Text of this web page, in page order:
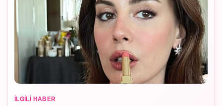
İLGILI HABER